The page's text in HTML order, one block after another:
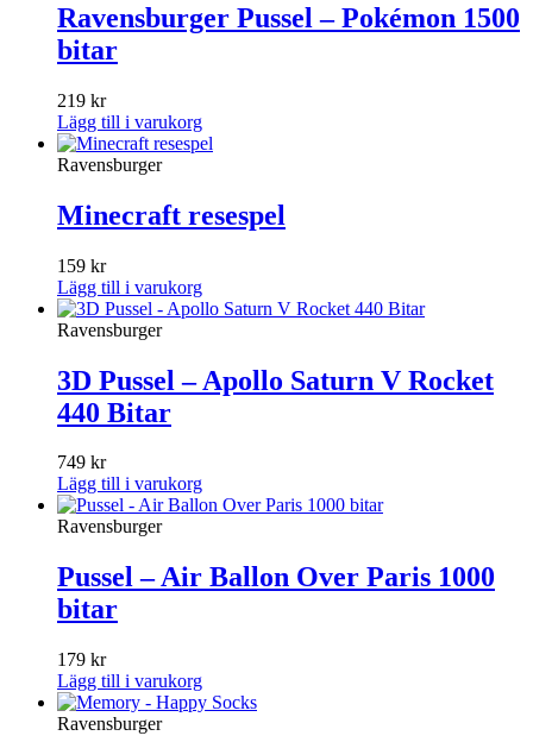
Ravensburger Pussel – Pokémon 1500
bitar
219 kr
Lägg till i varukorg
Ravensburger
Minecraft resespel
159 kr
Lägg till i varukorg
Ravensburger
3D Pussel – Apollo Saturn V Rocket
440 Bitar
749 kr
Lägg till i varukorg
Ravensburger
Pussel – Air Ballon Over Paris 1000
bitar
179 kr
Lägg till i varukorg
Ravensburger